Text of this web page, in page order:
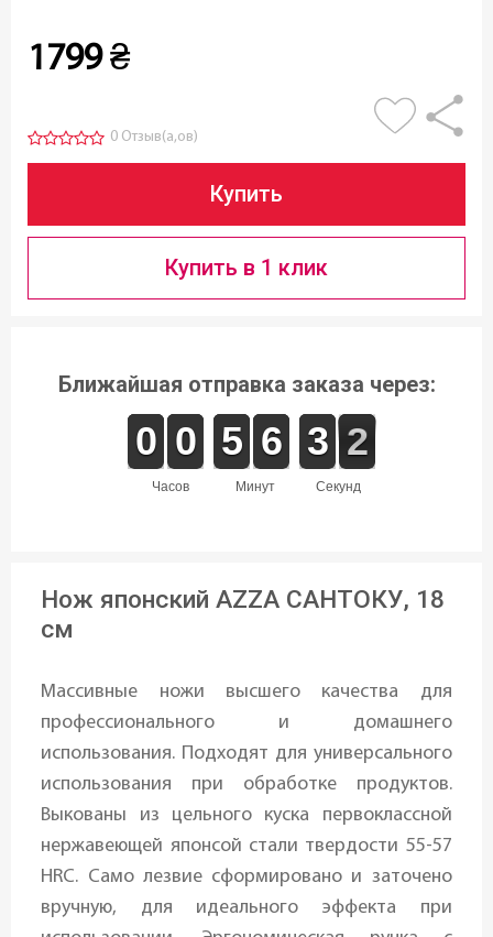
1799 ₴
0 Отзыв(а,ов)
Купить
Купить в 1 клик
Ближайшая отправка заказа через:
часов
9
9
0
0 9
9
0
0
минут
4
4
5
5 5
5
6
6
секунд
2
2
3
3 2
2
1
Нож японский AZZA САНТОКУ, 18
см
Массивные ножи высшего качества для
профессионального и домашнего
использования. Подходят для универсального
использования при обработке продуктов.
Выкованы из цельного куска первоклассной
нержавеющей японсой стали твердости 55-57
HRC. Само лезвие сформировано и заточено
вручную, для идеального эффекта при